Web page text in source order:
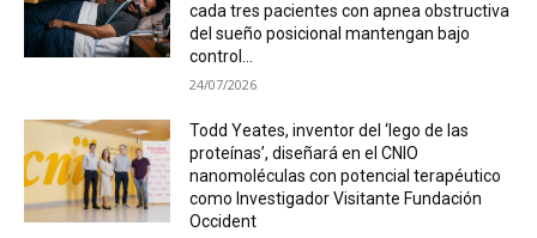
cada tres pacientes con apnea obstructiva
del sueño posicional mantengan bajo
control...
24/07/2026
Todd Yeates, inventor del ‘lego de las
proteínas’, diseñará en el CNIO
nanomoléculas con potencial terapéutico
como Investigador Visitante Fundación
Occident